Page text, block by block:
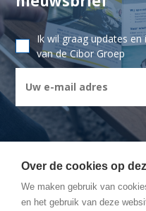
Ik wil graag updates
van de Cibor Groep
CIBOR GROEP-
Over de cookies op
We maken gebruik van
en het gebruik van deze